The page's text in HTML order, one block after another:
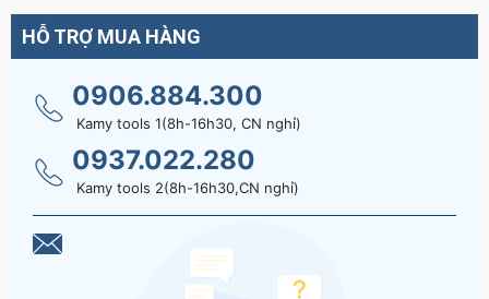
HỖ TRỢ MUA HÀNG
0906.884.300
Kamy tools 1(8h-16h30, CN nghỉ)
0937.022.280
Kamy tools 2(8h-16h30,CN nghỉ)